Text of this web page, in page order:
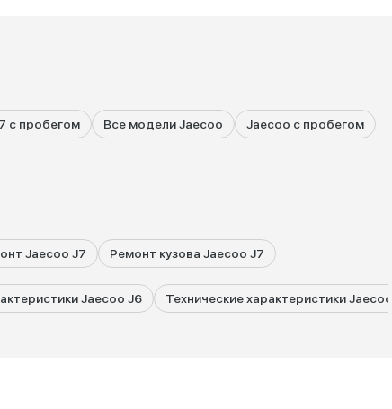
с пробегом Все модели Jaecoo Jaecoo с пробегом
Jaecoo J7 Ремонт кузова Jaecoo J7
Jaecoo J6 Технические характеристики Jaecoo